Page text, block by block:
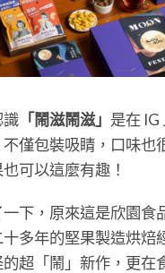
識 「鬧滋鬧滋」 是在 IG
不僅包裝吸睛，口味也
可以這麼有趣！
下，原來這是欣園食
多年的堅果製造烘焙
超「鬧」新作，更在